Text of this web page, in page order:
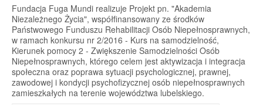
Fundacja Fuga Mundi realizuje Projekt pn. "Akademia
Niezależnego Życia", współfinansowany ze środków
Państwowego Funduszu Rehabilitacji Osób Niepełnosprawnych,
w ramach konkursu nr 2/2016 - Kurs na samodzielność,
Kierunek pomocy 2 - Zwiększenie Samodzielności Osób
Niepełnosprawnych, którego celem jest aktywizacja i integracja
społeczna oraz poprawa sytuacji psychologicznej, prawnej,
zawodowej i kondycji psychofizycznej osób niepełnosprawnych
zamieszkałych na terenie województwa lubelskiego.